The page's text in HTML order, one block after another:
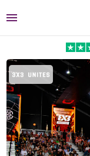
Menu